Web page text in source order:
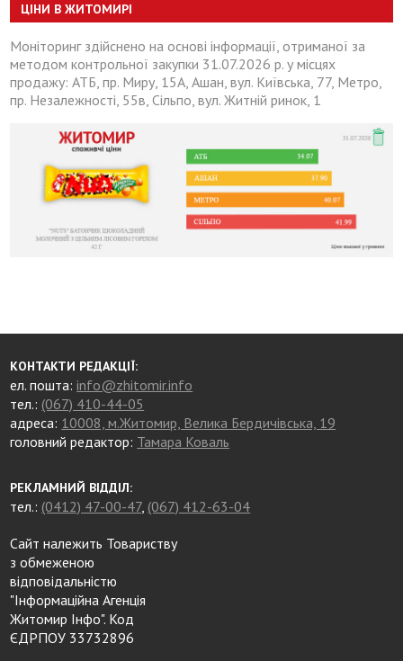
ЦІНИ В ЖИТОМИРІ
Моніторинг здійснено на основі інформації, отриманої за
методом контрольної закупки 31.07.2026 р. у місцях
продажу: АТБ, пр. Миру, 15А, Ашан, вул. Київська, 77, Метро,
пр. Незалежності, 55в, Сільпо, вул. Житній ринок, 1
КОНТАКТИ РЕДАКЦІЇ:
ел. пошта:info@zhitomir.info
тел.: (067) 410-44-05
адреса: 10008, м.Житомир, Велика Бердичівська, 19
головний редактор: Тамара Коваль
РЕКЛАМНИЙ ВІДДІЛ:
тел.: (0412) 47-00-47, (067) 412-63-04
Сайт належить Товариству
з обмеженою
відповідальністю
"Інформаційна Агенція
Житомир Інфо". Код
ЄДРПОУ 33732896